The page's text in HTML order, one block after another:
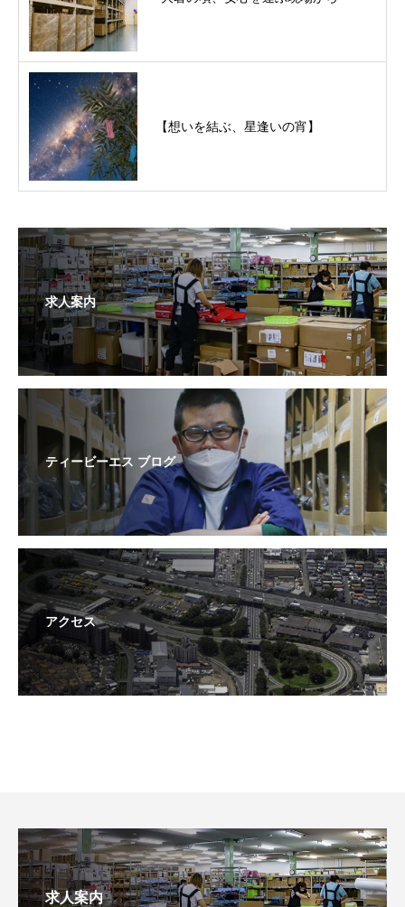
【想いを結ぶ、星逢いの宵】
求人案内
ティービーエス ブログ
アクセス
求人案内